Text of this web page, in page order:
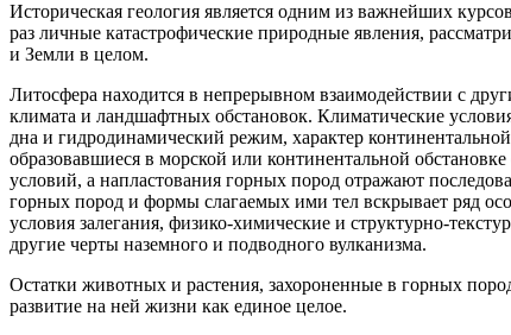
Историческая геология является одним из важнейших
раз личные катастрофические природные явления,
и Земли в целом.
Литосфера находится в непрерывном взаимодействии с
климата и ландшафтных обстановок. Климатические
дна и гидродинамический режим, характер
образовавшиеся в морской или континентальной
условий, а напластования горных пород отражают
горных пород и формы слагаемых ими тел вскрывает ряд
условия залегания, физико-химические и структурно-
другие черты наземного и подводного вулканизма.
Остатки животных и растения, захороненные в горных
развитие на ней жизни как единое целое.